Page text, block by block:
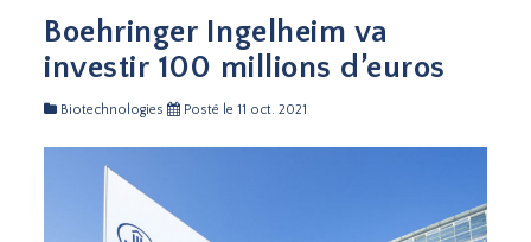
Boehringer Ingelheim va
investir 100 millions d’euros
Biotechnologies Posté le 11 oct. 2021